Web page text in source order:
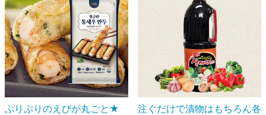
ぷりぷりのえびが丸ごと★
注ぐだけで漬物はもちろん各